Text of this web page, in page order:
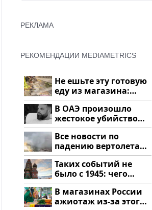
РЕКЛАМА
РЕКОМЕНДАЦИИ MEDIAMETRICS
Не ешьте эту готовую
еду из магазина:
список
В ОАЭ произошло
жестокое убийство
криптомиллионера
Все новости по
падению вертолета
на Кавказе: читать
здесь
Таких событий не
было с 1945: чего
ждать всем нам?
В магазинах России
ажиотаж из-за этого